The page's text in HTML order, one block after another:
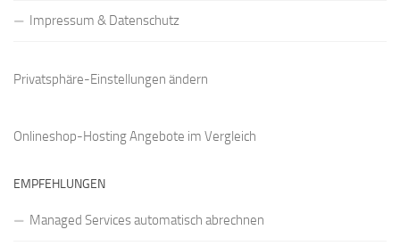
Impressum & Datenschutz
Privatsphäre-Einstellungen ändern
Onlineshop-Hosting Angebote im Vergleich
EMPFEHLUNGEN
Managed Services automatisch abrechnen